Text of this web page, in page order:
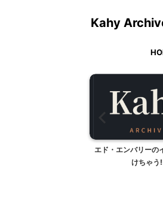
Kahy
エド・エンバリーの
けちゃう